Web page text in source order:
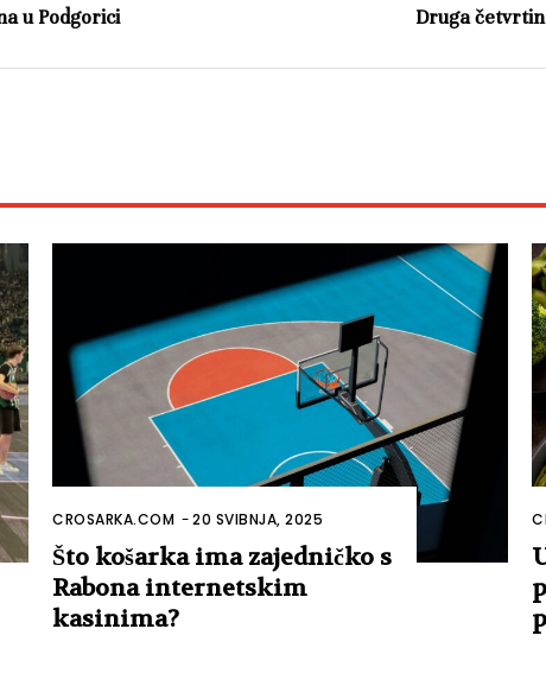
u Podgorici Druga
CROSARKA.COM -20 SVIBNJA, 2025
Što košarka ima zajedničko s
Rabona internetskim
kasinima?